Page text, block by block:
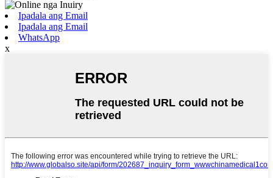
Ipadala ang Email
Ipadala ang Email
WhatsApp
x